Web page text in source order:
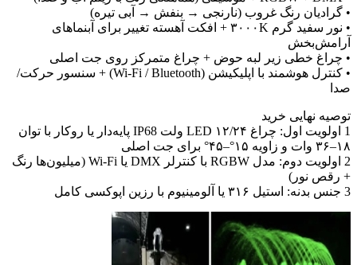
• گرادیان رنگ غروب (نارنجی → بنفش → آبی تیره)
• نور سفید گرم ۳۰۰۰K + افکت آهسته تغییر برای آبنماهای
آرامش‌بخش
• چراغ خطی زیر لبه حوض + چراغ متمرکز روی جت اصلی
• کنترل هوشمند با اپلیکیشن (Wi-Fi / Bluetooth) + سنسور حرکت/
صدا
توصیه نهایی خرید
1 اولویت اول: چراغ LED ۱۲/۲۴ ولت IP68 پایه‌دار یا روکار با توان
۱۸–۳۶ وات و زاویه ۱۵°–۴۵° برای جت اصلی
2 اولویت دوم: مدل RGBW با کنترلر DMX یا Wi-Fi (میلیون‌ها رنگ
+ رقص نور)